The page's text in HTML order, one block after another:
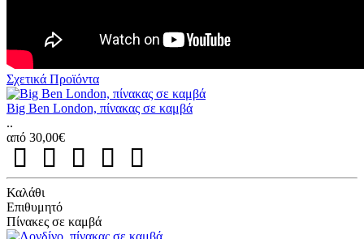
Σχετικά Προϊόντα
Big Ben London, πίνακας σε καμβά
..
από 30,00€
Καλάθι
Επιθυμητό
Πίνακες σε καμβά